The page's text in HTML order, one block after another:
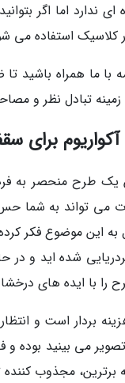
ای ندارد اما اگر
کلاسیک استفاده می
با ما همراه
زمینه تبادل نظر و
برای
یک طرح منحصر به
می تواند به شما
به این موضوع فکر
شده اید و در
را با ایده های
بردار است و
می بینید بوده
برترین، مجذوب